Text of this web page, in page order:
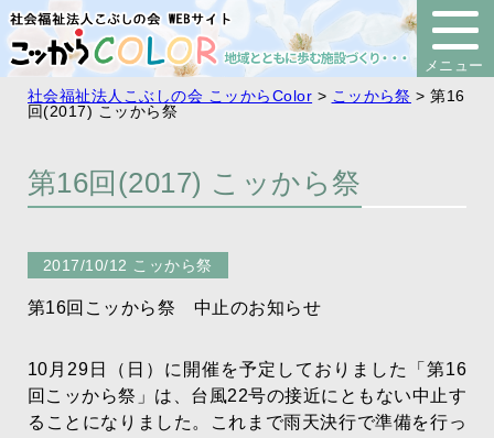
社会福祉法人こぶしの会 こッからColor > こッから祭 >第16
回(2017) こッから祭
第16回(2017) こッから祭
2017/10/12 こッから祭
第16回こッから祭 中止のお知らせ
10月29日（日）に開催を予定しておりました「第16
回こッから祭」は、台風22号の接近にともない中止す
ることになりました。これまで雨天決行で準備を行っ